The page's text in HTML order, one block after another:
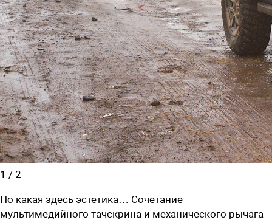
1 / 2
Но какая здесь эстетика… Сочетание
мультимедийного тачскрина и механического рычага